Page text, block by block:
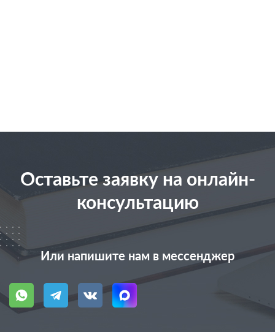
Оставьте заявку на онлайн-
консультацию
Или напишите нам в мессенджер